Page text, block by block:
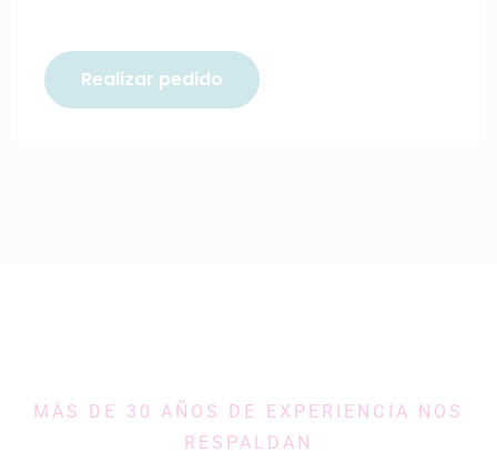
Realizar pedido
MÁS DE 30 AÑOS DE EXPERIENCIA NOS
RESPALDAN